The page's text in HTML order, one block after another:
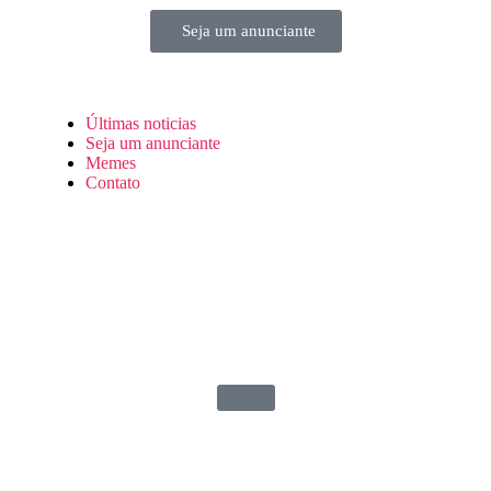
Seja um anunciante
Últimas noticias
Seja um anunciante
Memes
Contato